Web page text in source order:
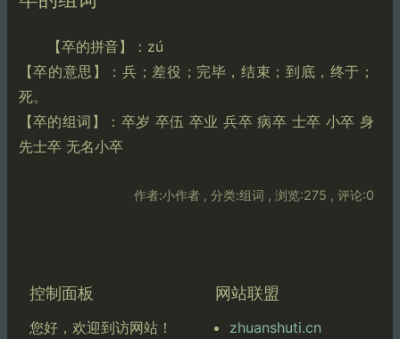
【卒的拼音】：zú
【卒的意思】：兵；差役；完毕，结束；到底，终于；
死。
【卒的组词】：卒岁 卒伍 卒业 兵卒 病卒 士卒 小卒 身
先士卒 无名小卒
作者:小作者 , 分类:组词 , 浏览:275 , 评论:0
控制面板
您好，欢迎到访网站！
网站联盟
zhuanshuti.cn